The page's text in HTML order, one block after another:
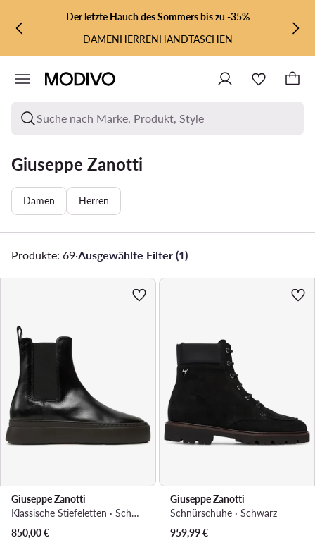
ZUM HAUPTINHALT SPRINGEN
ZUR SUCHEDer letzte Hauch des Sommers bis zu -35%
DAMENHERRENHANDTASCHEN
Suche nach Marke, Produkt, Style
Giuseppe Zanotti
Damen Herren
Produkte: 69·Ausgewählte Filter (1)
Giuseppe Zanotti
Klassische Stiefeletten · Schwarz
850,00€
Giuseppe Zanotti
Schnürschuhe · Schwarz
959,99€